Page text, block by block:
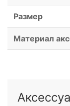
Размер
Материал